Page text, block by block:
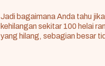
Jadi bagaimana Anda tahu
kehilangan sekitar 100 helai
yang hilang, sebagian besar